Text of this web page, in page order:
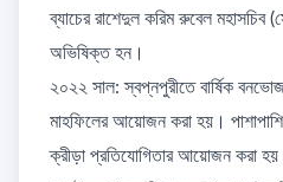
ব্যাচের রাশেদুল করিম রুবেল মহাসচিব
অভিষিক্ত হন।
​২০২২ সাল: স্বপ্নপুরীতে বার্ষিক
মাহফিলের আয়োজন করা হয়।
ক্রীড়া প্রতিযোগিতার আয়োজন করা হয়